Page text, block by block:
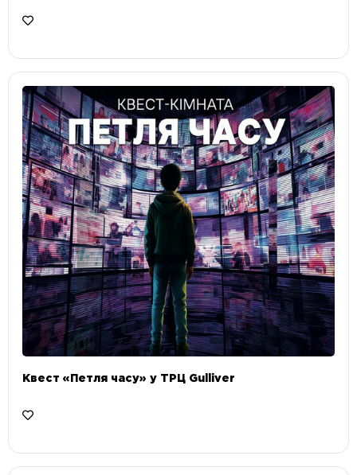
Квест «Петля часу» у ТРЦ Gulliver